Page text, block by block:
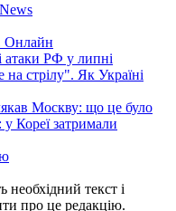
Онлайн
атаки РФ у липні
стрілу". Як Україні
Москву: що це було
Кореї затримали
текст і
про це редакцію.